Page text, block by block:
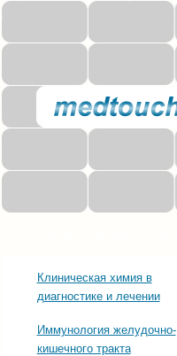
Клиническая химия в
диагностике и лечении
Иммунология желудочно-
кишечного тракта